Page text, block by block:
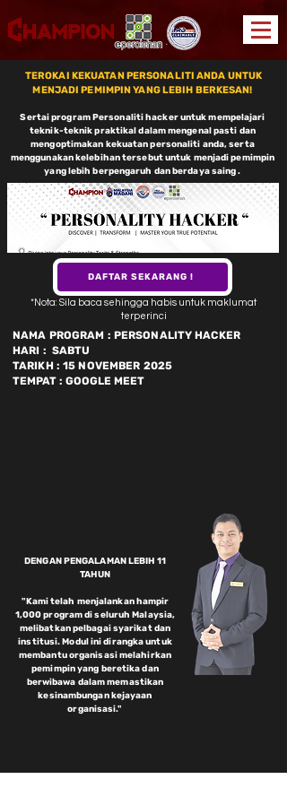
TEROKAI KEKUATAN PERSONALITI ANDA UNTUK
MENJADI PEMIMPIN YANG LEBIH BERKESAN!
Sertai program Personaliti hacker untuk mempelajari
teknik-teknik praktikal dalam mengenal pasti dan
mengoptimakan kekuatan personaliti anda, serta
menggunakan kelebihan tersebut untuk menjadi pemimpin
yang lebih berpengaruh dan berdaya saing .
DAFTAR SEKARANG !
*Nota: Sila baca sehingga habis untuk maklumat
terperinci
NAMA PROGRAM : PERSONALITY HACKER
HARI : SABTU
TARIKH : 15 NOVEMBER 2025
TEMPAT : GOOGLE MEET
DENGAN PENGALAMAN LEBIH 11
TAHUN
"Kami telah menjalankan hampir
1,000 program di seluruh Malaysia,
melibatkan pelbagai syarikat dan
institusi. Modul ini dirangka untuk
membantu organisasi melahirkan
pemimpin yang beretika dan
berwibawa dalam memastikan
kesinambungan kejayaan
organisasi."